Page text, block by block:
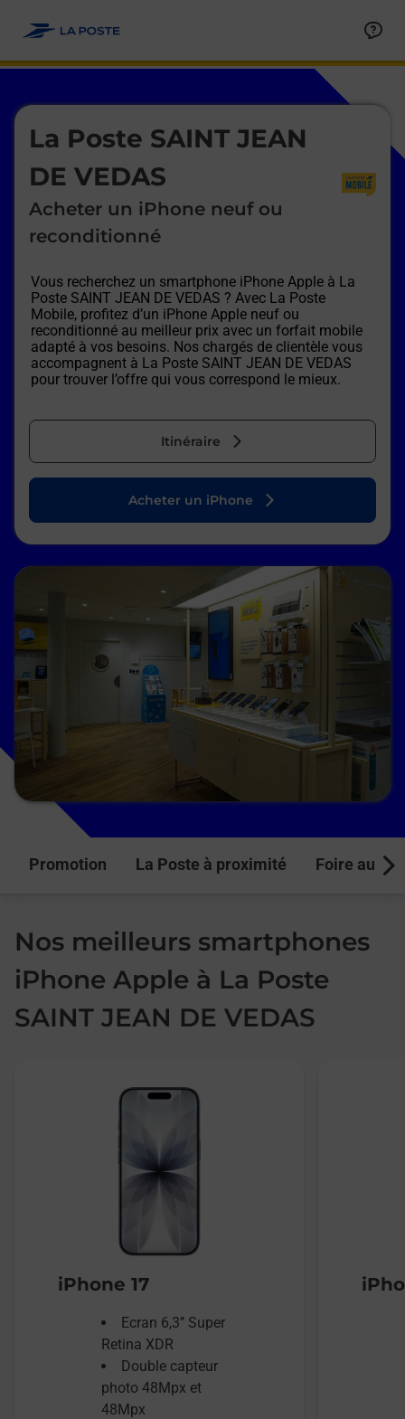
La Poste SAINT JEAN
DE VEDAS
Acheter un iPhone neuf ou
reconditionné
Vous recherchez un smartphone iPhone Apple à La
Poste SAINT JEAN DE VEDAS ? Avec La Poste
Mobile, profitez d’un iPhone Apple neuf ou
reconditionné au meilleur prix avec un forfait mobile
adapté à vos besoins. Nos chargés de clientèle vous
accompagnent à La Poste SAINT JEAN DE VEDAS
pour trouver l’offre qui vous correspond le mieux.
Itinéraire
Le lien s'ouvre dans un nouvel onglet
Acheter un iPhone
Promotion La Poste à proximité Foire aux
Nos meilleurs smartphones
iPhone Apple à La Poste
SAINT JEAN DE VEDAS
iPhone 17
Ecran 6,3’’ Super
Retina XDR
Double capteur
photo 48Mpx et
48Mpx